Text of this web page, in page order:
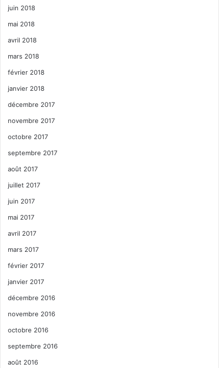
juin 2018
mai 2018
avril 2018
mars 2018
février 2018
janvier 2018
décembre 2017
novembre 2017
octobre 2017
septembre 2017
août 2017
juillet 2017
juin 2017
mai 2017
avril 2017
mars 2017
février 2017
janvier 2017
décembre 2016
novembre 2016
octobre 2016
septembre 2016
août 2016